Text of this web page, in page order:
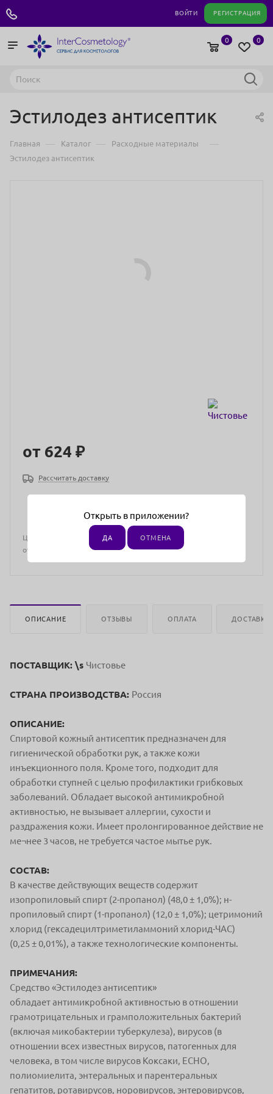
ВОЙТИ РЕГИСТРАЦИЯ
0
0
Эстилодез антисептик
Главная — Каталог — Расходные материалы —
Эстилодез антисептик
от 624 ₽
Рассчитать доставку
Цена действительна только для интернет-магазина и может
отличаться от цен в розничных магазинах
ОПИСАНИЕ ОТЗЫВЫ ОПЛАТА ДОСТАВКА
ПОСТАВЩИК: \s Чистовье
СТРАНА ПРОИЗВОДСТВА: Россия
ОПИСАНИЕ:
Спиртовой кожный антисептик предназначен для
гигиенической обработки рук, а также кожи
инъекционного поля. Кроме того, подходит для
обработки ступней с целью профилактики грибковых
заболеваний. Обладает высокой антимикробной
активностью, не вызывает аллергии, сухости и
раздражения кожи. Имеет пролонгированное действие не
ме¬нее 3 часов, не требуется частое мытье рук.
СОСТАВ:
В качестве действующих веществ содержит
изопропиловый спирт (2-пропанол) (48,0 ± 1,0%); н-
пропиловый спирт (1-пропанол) (12,0 ± 1,0%); цетримоний
хлорид (гексадецилтриметиламмоний хлорид-ЧАС)
(0,25 ± 0,01%), а также технологические компоненты.
ПРИМЕЧАНИЯ:
Средство «Эстилодез антисептик»
обладаетантимикробной активностью в отношении
грамотрицательных и грамположительных бактерий
(включая микобактерии туберкулеза), вирусов (в
отношении всех известных вирусов, патогенных для
человека, в том числе вирусов Коксаки, ЕСНО,
полиомиелита, энтеральных и парентеральных
гепатитов, ротавирусов, норовирусов, энтеровирусов,
Открыть в приложении?
ДА ОТМЕНА